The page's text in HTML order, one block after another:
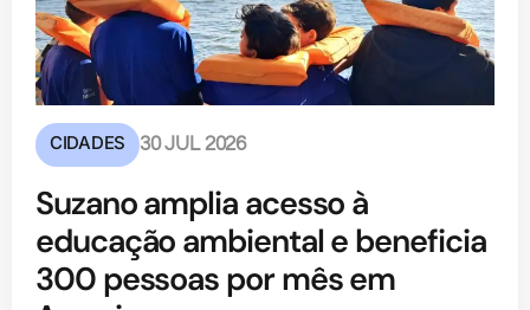
CIDADES 30 JUL 2026
Suzano amplia acesso à
educação ambiental e beneficia
300 pessoas por mês em